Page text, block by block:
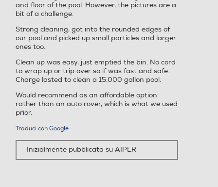
and floor of the pool. However, the pictures are a
bit of a challenge.
Strong cleaning, got into the rounded edges of
our pool and picked up small particles and larger
ones too.
Clean up was easy, just emptied the bin. No cord
to wrap up or trip over so if was fast and safe.
Charge lasted to clean a 15,000 gallon pool.
Would recommend as an affordable option
rather than an auto rover, which is what we used
prior.
Traduci con Google
Inizialmente pubblicata su AIPER